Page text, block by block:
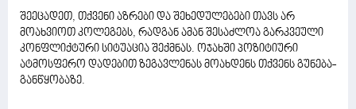
შეეცადეთ, თქვენი აზრები და შეხედულებები თავს არ
მოახვიოთ კოლეგებს, რადგან ამან შესაძლოა გარკვეული
კონფლიქტური სიტუაცია შექმნას. ოჯახში პოზიტიური
ატმოსფერო დადებით ზეგავლენას მოახდენს თქვენს გუნება-
განწყობაზე.